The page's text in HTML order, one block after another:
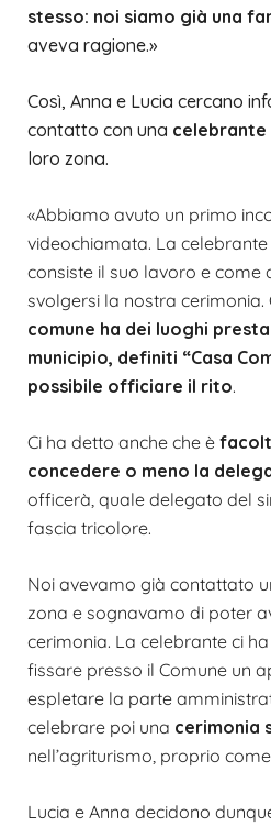
stesso: noi siamo già una
aveva ragione.»
Così, Anna e Lucia cercano
contatto con una
loro zona.
«Abbiamo avuto un primo
videochiamata. La
consiste il suo lavoro e come
svolgersi la nostra cerimonia.
comune ha dei luoghi
municipio, definiti “Casa
possibile officiare il rito.
Ci ha detto anche che è
concedere o meno la
officerà, quale delegato del
fascia tricolore.
Noi avevamo già contattato
zona e sognavamo di poter
cerimonia. La celebrante ci
fissare presso il Comune un
espletare la parte
celebrare poi una cerimonia
nell’agriturismo, proprio
Lucia e Anna decidono